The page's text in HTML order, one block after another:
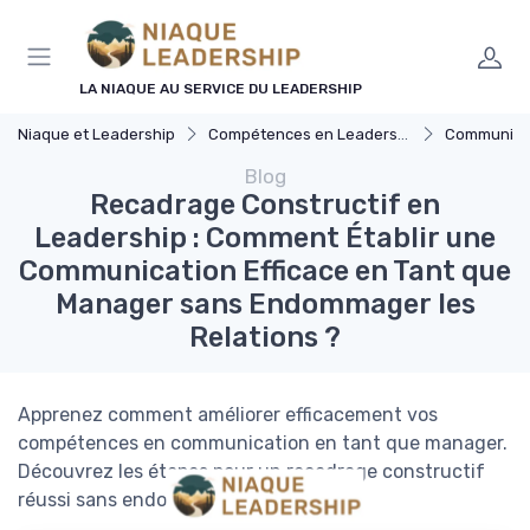
LA NIAQUE AU SERVICE DU LEADERSHIP
Niaque et Leadership Compétences en Leadership
Blog
Recadrage Constructif en
Leadership : Comment Établir une
Communication Efficace en Tant que
Manager sans Endommager les
Relations ?
Apprenez comment améliorer efficacement vos
compétences en communication en tant que manager.
Découvrez les étapes pour un recadrage constructif
réussi sans endommager les relations.